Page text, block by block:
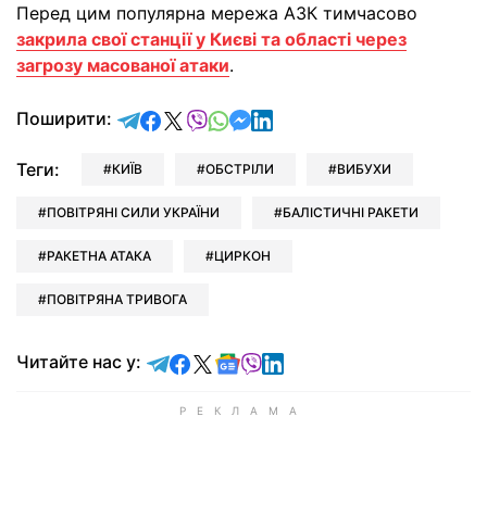
Перед цим популярна мережа АЗК тимчасово
закрила свої станції у Києві та області через
загрозу масованої атаки.
Поширити: відправити у Telegram
поділитись у Facebook
поділитись у X
відправити у Viber
відправити у Whatsapp
відправити у Messenger
відправити у LinkedIn
Теги: КИЇВ ОБСТРІЛИ ВИБУХИ
ПОВІТРЯНІ СИЛИ УКРАЇНИ БАЛІСТИЧНІ РАКЕТИ
РАКЕТНА АТАКА ЦИРКОН
ПОВІТРЯНА ТРИВОГА
Читайте нас у: Читайте у Telegram
Читайте у Facebook
Читайте у X
Читайте у Google news
Читайте у Viber
Читайте у LinkedIn